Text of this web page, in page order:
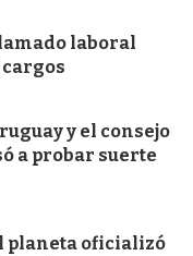
laboral
cargos
y el consejo
a probar suerte
planeta oficializó